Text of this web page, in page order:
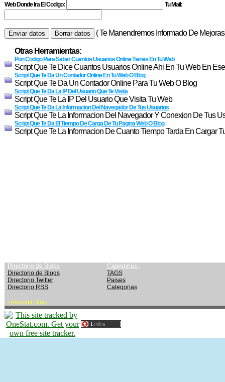
Web Donde Ira El Codigo: Tu Mail:
( Te Manendremos Informado De
Otras Herramientas:
Pon Codigo Para Saber Cuantos Usuarios Online Tienes En Tu Web
Script Que Te Dice Cuantos Usuarios Online Ahi En Tu Web En
Script Que Te Da Un Contador Online En Tu Web O Blog
Script Que Te Da Un Contador Online Para Tu Web O Blog
Script Que Te Da La IP Del Usuario Que Te Visita
Script Que Te La IP Del Usuario Que Visita Tu Web
Script Que Te Da La Informacion Del Navegador De Tus Usuarios
Script Que Te La Informacion Del Navegador Y Conexion De Tus
Script Que Te Da El Tiempo De Carga De Tu Pagina Web O Blog
Script Que Te La Informacion De Cuanto Tiempo Tarda En Cargar
Directorio de Blogs
Directorio de Blogs
Directorio Twitter
Directorio RSS
- Inscribir Blog
Categorias :
TAGS
Paises
Categorias